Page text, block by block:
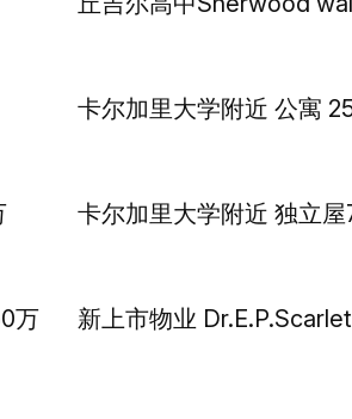
卡尔加里大学附近 公寓
卡尔加里大学附近 独立
万
新上市物业